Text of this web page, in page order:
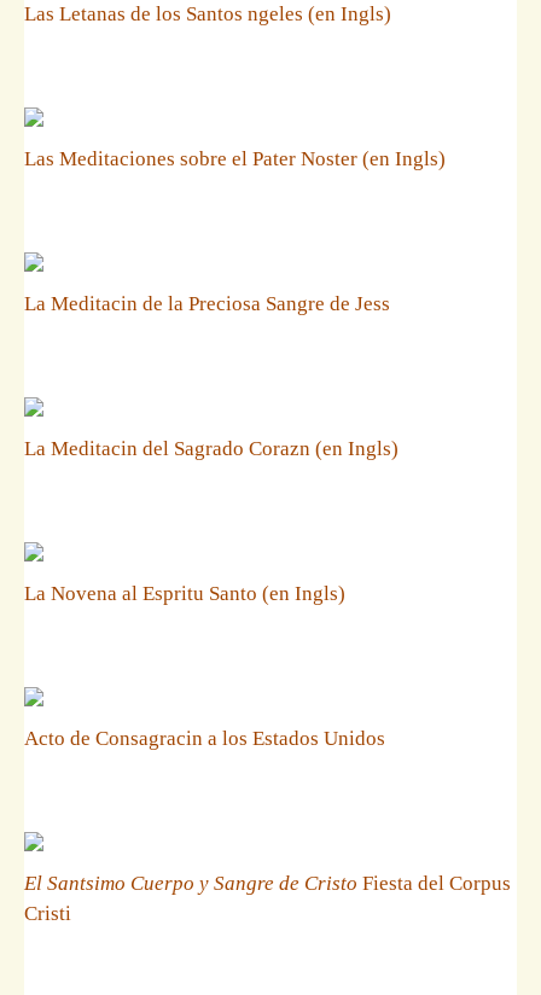
Las Letanas de los Santos ngeles (en Ingls)
Las Meditaciones sobre el Pater Noster (en Ingls)
La Meditacin de la Preciosa Sangre de Jess
La Meditacin del Sagrado Corazn (en Ingls)
La Novena al Espritu Santo (en Ingls)
Acto de Consagracin a los Estados Unidos
El Santsimo Cuerpo y Sangre de Cristo Fiesta del Corpus
Cristi